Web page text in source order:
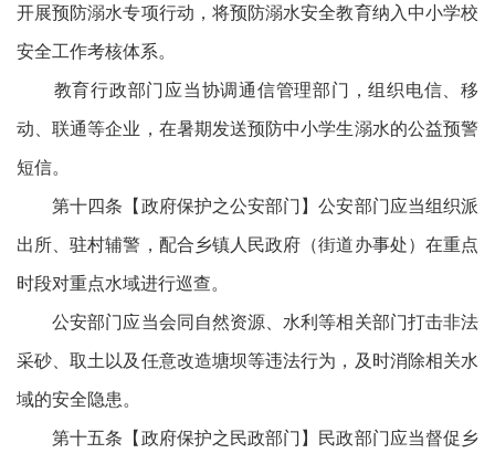
开展预防溺水专项行动，将预防溺水安全教育纳入中小学校
安全工作考核体系。
教育行政部门应当协调通信管理部门，组织电信、移
动、联通等企业，在暑期发送预防中小学生溺水的公益预警
短信。
第十四条【政府保护之公安部门】公安部门应当组织派
出所、驻村辅警，配合乡镇人民政府（街道办事处）在重点
时段对重点水域进行巡查。
公安部门应当会同自然资源、水利等相关部门打击非法
采砂、取土以及任意改造塘坝等违法行为，及时消除相关水
域的安全隐患。
第十五条【政府保护之民政部门】民政部门应当督促乡